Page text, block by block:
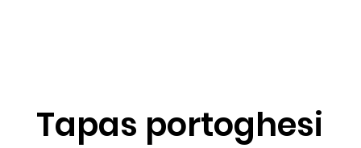
Tapas portoghesi